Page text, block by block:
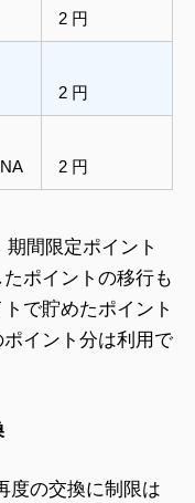
2 円
2 円
2 円
間限定ポイント
ポイントの移行も
で貯めたポイント
イント分は利用で
度の交換に制限は